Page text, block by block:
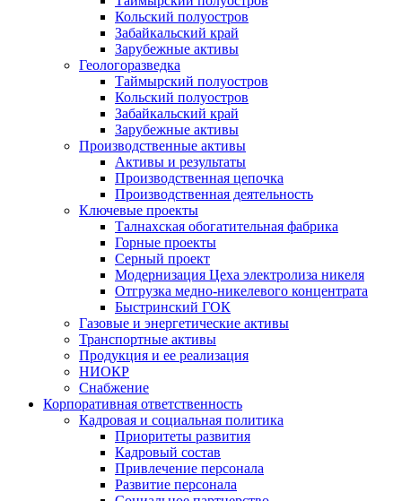
Кольский полуостров
Забайкальский край
Зарубежные активы
Геологоразведка
Таймырский полуостров
Кольский полуостров
Забайкальский край
Зарубежные активы
Производственные активы
Активы и результаты
Производственная цепочка
Производственная деятельность
Ключевые проекты
Талнахская обогатительная фабрика
Горные проекты
Серный проект
Модернизация Цеха электролиза никеля
Отгрузка медно-никелевого концентрата
Быстринский ГОК
Газовые и энергетические активы
Транспортные активы
Продукция и ее реализация
НИОКР
Снабжение
Корпоративная ответственность
Кадровая и социальная политика
Приоритеты развития
Кадровый состав
Привлечение персонала
Развитие персонала